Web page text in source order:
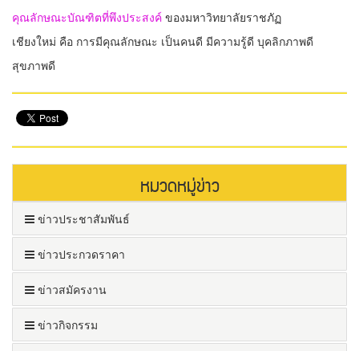
คุณลักษณะบัณฑิตที่พึงประสงค์ ของมหาวิทยาลัยราชภัฏ
เชียงใหม่ คือ การมีคุณลักษณะ เป็นคนดี มีความรู้ดี บุคลิกภาพดี
สุขภาพดี
หมวดหมู่ข่าว
ข่าวประชาสัมพันธ์
ข่าวประกวดราคา
ข่าวสมัครงาน
ข่าวกิจกรรม